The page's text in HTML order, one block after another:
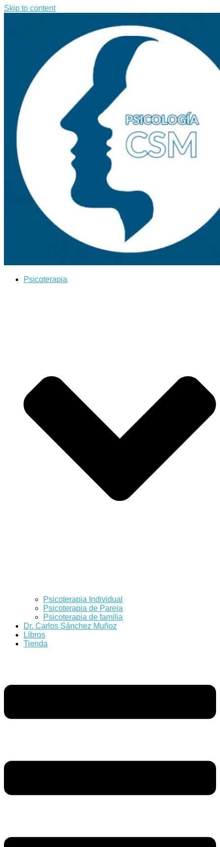
Skip to content
Psicoterapia
Psicoterapia Individual
Psicoterapia de Pareja
Psicoterapia de familia
Dr. Carlos Sánchez Muñoz
Libros
Tienda